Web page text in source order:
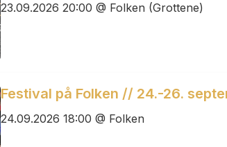
23.09.2026 20:00 @ Folken (Grottene)
Festival på Folken // 24.-26.
24.09.2026 18:00 @ Folken